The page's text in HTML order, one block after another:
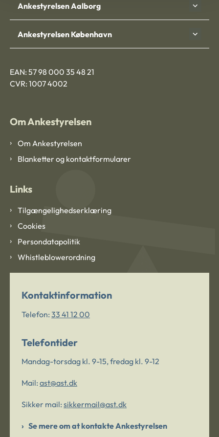
Ankestyrelsen Aalborg
Ankestyrelsen København
EAN: 57 98 000 35 48 21
CVR: 1007 4002
Om Ankestyrelsen
Om Ankestyrelsen
Blanketter og kontaktformularer
Links
Tilgængelighedserklæring
Cookies
Persondatapolitik
Whistleblowerordning
Kontaktinformation
Telefon: 33 41 12 00
Telefontider
Mandag-torsdag kl. 9-15, fredag kl. 9-12
Mail: ast@ast.dk
Sikker mail: sikkermail@ast.dk
Se mere om at kontakte Ankestyrelsen